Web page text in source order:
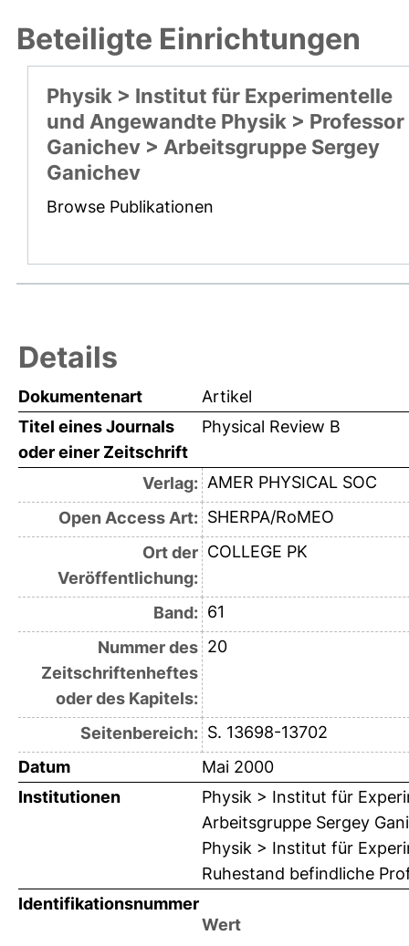
Beteiligte Einrichtungen
Physik > Institut für Experimentelle
und Angewandte Physik > Professor
Ganichev > Arbeitsgruppe Sergey
Ganichev
Browse Publikationen
Details
Dokumentenart
Artikel
Titel eines Journals
oder einer Zeitschrift
Physical Review B
Verlag: AMER PHYSICAL SOC
Open Access Art: SHERPA/RoMEO
Ort der
Veröffentlichung:
COLLEGE PK
Band: 61
Nummer des
Zeitschriftenheftes
oder des Kapitels:
20
Seitenbereich: S. 13698-13702
Datum
Mai 2000
Institutionen
Physik > Institut für
Arbeitsgruppe Sergey
Physik > Institut für
Ruhestand befindliche
Identifikationsnummer
Wert